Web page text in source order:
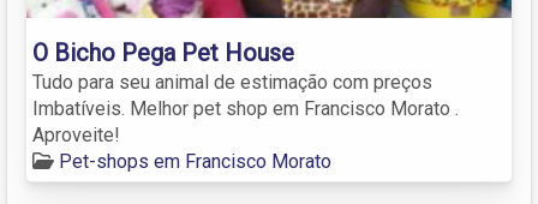
O Bicho Pega Pet House
Tudo para seu animal de estimação com preços
Imbatíveis. Melhor pet shop em Francisco Morato .
Aproveite!
Pet-shops em Francisco Morato